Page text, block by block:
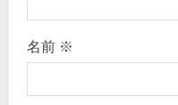
名前 ※